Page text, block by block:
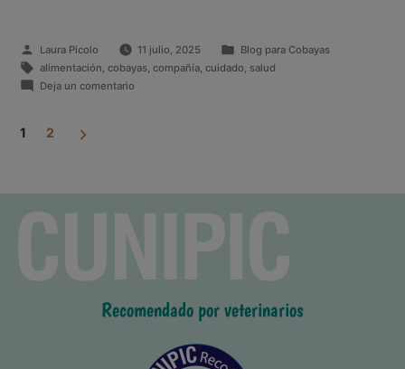
Laura Picolo 11 julio, 2025
Blog para Cobayas
alimentación cobayas, compañía, cuidado salud
Deja un comentario
1 2
Recomendado por veterinarios